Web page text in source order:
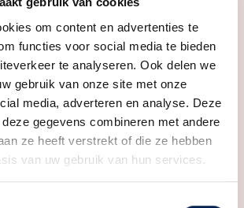
om content en advertenties te
functies voor social media te bieden
te analyseren. Ook delen we
gebruik van onze site met onze
media, adverteren en analyse. Deze
gegevens combineren met andere
ze heeft verstrekt of die ze hebben
van uw gebruik van hun services.
Nieuwbouw
In centrum
inhoud
31 m²
90 m³